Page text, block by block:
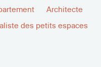
Architecte
des petits espaces